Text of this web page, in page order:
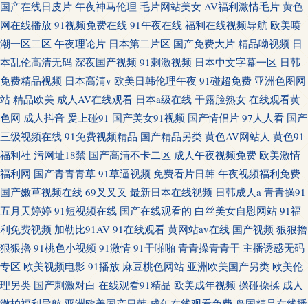
国产在线日皮片 午夜神马伦理 毛片网站美女 AV福利激情毛片 黄色
网在线播放 91视频免费在线 91午夜在线 福利在线视频导航 欧美喷
潮一区二区 午夜理论片 日本第二片区 国产免费大片 精品呦视频 日
本乱伦高清无码 深夜国产视频 91刺激视频 日本中文字幕一区 日韩
免费精品视频 日本高清v 欧美日韩伦理午夜 91碰超免费 亚洲色图网
站 精品欧美 成人AV在线观看 日本a级在线 干露脸熟女 在线观看黄
色网 成人抖音 爰上碰91 国产美女91视频 国产情侣片 97人人看 国产
三级视频在线 91免费视频精品 国产精品另类 黄色AV网站人 黄色91
福利社 污网址18禁 国产高清不卡二区 成人午夜视频免费 欧美激情
福利网 国产青青青草 91草逼视频 免费看片日韩 午夜视频福利免费
国产嫩草视频在线 69叉叉叉 最新日本在线视频 日韩成人a 青青操91
五月天婷婷 91短视频在线 国产在线观看的 白丝美女自慰网站 91福
利免费视频 加勒比91AV 91在线观看 黄网站av在线 国产视频 狠狠擼
狠狠擼 91桃色小视频 91激情 91干啪啪 青青操青青干 主播诱惑无码
专区 欧美视频电影 91播放 麻豆桃色网站 亚洲欧美国产另类 欧美伦
理另类 国产刺激对白 在线观看91精品 欧美成年视频 操碰操揉 成人